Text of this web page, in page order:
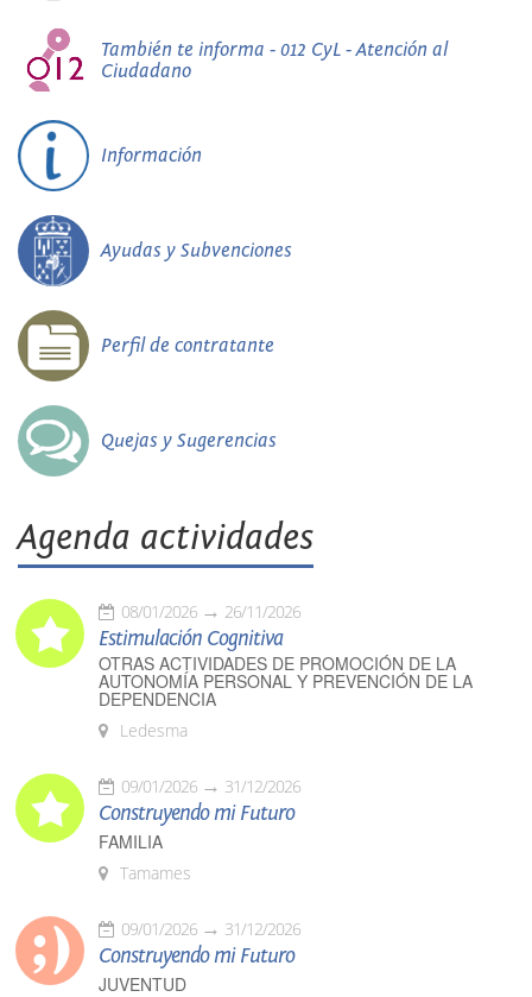
También te informa - 012 CyL - Atención al
Ciudadano
Información
Ayudas y Subvenciones
Perfil de contratante
Quejas y Sugerencias
Agenda actividades
08/01/2026 26/11/2026
Estimulación Cognitiva
OTRAS ACTIVIDADES DE PROMOCIÓN DE LA
AUTONOMÍA PERSONAL Y PREVENCIÓN DE LA
DEPENDENCIA
Ledesma
09/01/2026 31/12/2026
Construyendo mi Futuro
FAMILIA
Tamames
09/01/2026 31/12/2026
Construyendo mi Futuro
JUVENTUD